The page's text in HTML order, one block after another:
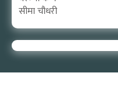
सीमा चौधरी